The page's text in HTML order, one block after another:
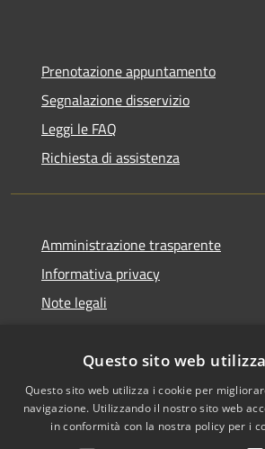
Prenotazione appuntamento
Segnalazione disservizio
Leggi le FAQ
Richiesta di assistenza
Amministrazione trasparente
Informativa privacy
Note legali
Accessibilità
Questo sito web
Questo sito web utilizza i cookie per
navigazione. Utilizzando il nostro sito web
in conformità con la nostra policy per i